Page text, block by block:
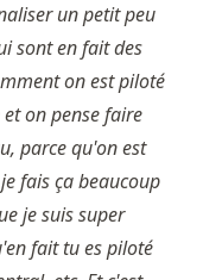
un petit peu
sont en fait des
on est piloté
on pense faire
parce qu'on est
fais ça beaucoup
je suis super
fait tu es piloté